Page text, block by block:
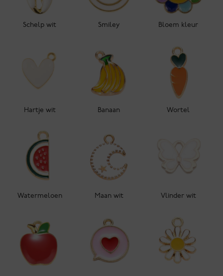
Schelp wit Smiley Bloem kleur
Hartje wit Banaan Wortel
Watermeloen Maan wit Vlinder wit